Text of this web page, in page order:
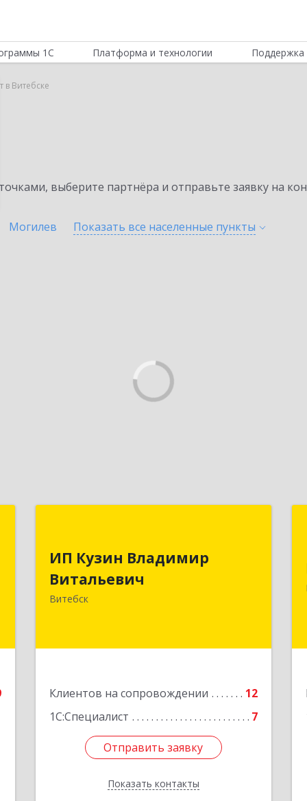
1С Платформа и технологии Поддержка
в Витебске
выберите партнёра и отправьте заявку на
Могилев Показать все населенные пункты
ИП Кузин Владимир
Витальевич
Витебск
Клиентов на сопровождении
12
1С:Специалист
7
Отправить заявку
Показать контакты
Беларусь, 210001, г.Витебск, ул.
Отправить заявку
Назад